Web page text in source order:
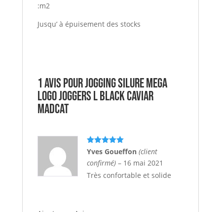
:m2
Jusqu’ à épuisement des stocks
1 avis pourJogging Silure MEGA
LOGO JOGGERS L BLACK CAVIAR
MADCAT
Note 5sur
5
Yves Goueffon (client
confirmé) – 16 mai 2021
Très confortable et solide